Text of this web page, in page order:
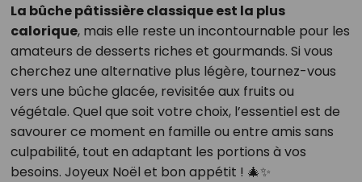
La bûche pâtissière classique est la plus
calorique, mais elle reste un incontournable pour les
amateurs de desserts riches et gourmands. Si vous
cherchez une alternative plus légère, tournez-vous
vers une bûche glacée, revisitée aux fruits ou
végétale. Quel que soit votre choix, l’essentiel est de
savourer ce moment en famille ou entre amis sans
culpabilité, tout en adaptant les portions à vos
besoins. Joyeux Noël et bon appétit ! 🎄✨